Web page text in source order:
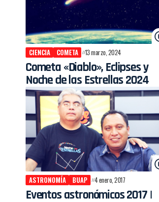
CIENCIA COMETA 13 marzo, 2024
Cometa «Diablo», Eclipses y
Noche de las Estrellas 2024
ASTRONOMÍA BUAP 4 enero, 2017
Eventos astronómicos 2017 |